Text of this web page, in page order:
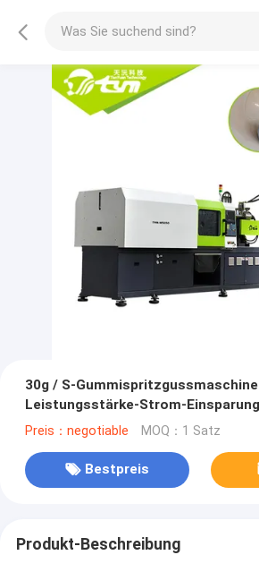
30g / S-
Leistungsstärke-Strom-Einsparung
Preis：negotiable MOQ：1 Satz
Bestpreis
Produkt-Beschreibung